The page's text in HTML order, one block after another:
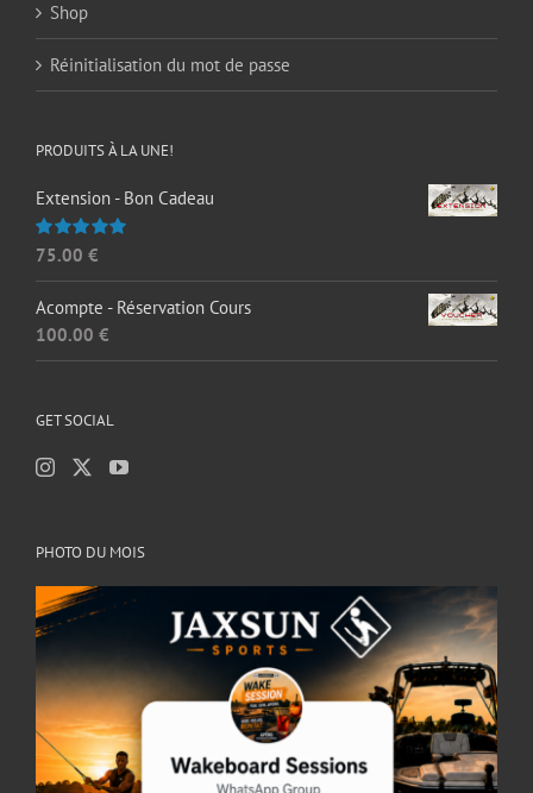
Shop
Réinitialisation du mot de passe
PRODUITS À LA UNE!
Extension - Bon Cadeau
Note5.00
75.00 €
Acompte - Réservation Cours
100.00 €
GET SOCIAL
PHOTO DU MOIS